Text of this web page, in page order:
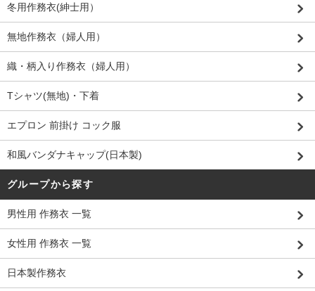
冬用作務衣(紳士用）
無地作務衣（婦人用）
織・柄入り作務衣（婦人用）
Tシャツ(無地)・下着
エプロン 前掛け コック服
和風バンダナキャップ(日本製)
グループから探す
男性用 作務衣 一覧
女性用 作務衣 一覧
日本製作務衣